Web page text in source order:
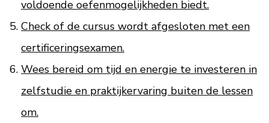
voldoende oefenmogelijkheden biedt.
Check of de cursus wordt afgesloten met een
certificeringsexamen.
Wees bereid om tijd en energie te investeren in
zelfstudie en praktijkervaring buiten de lessen
om.